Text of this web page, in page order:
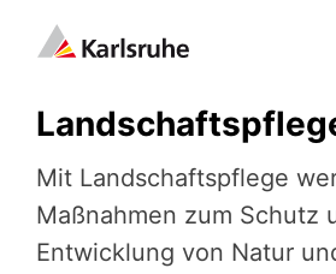
Mit Landschafts­pflege
Maßnahmen zum Schutz
Entwick­lung von Natur